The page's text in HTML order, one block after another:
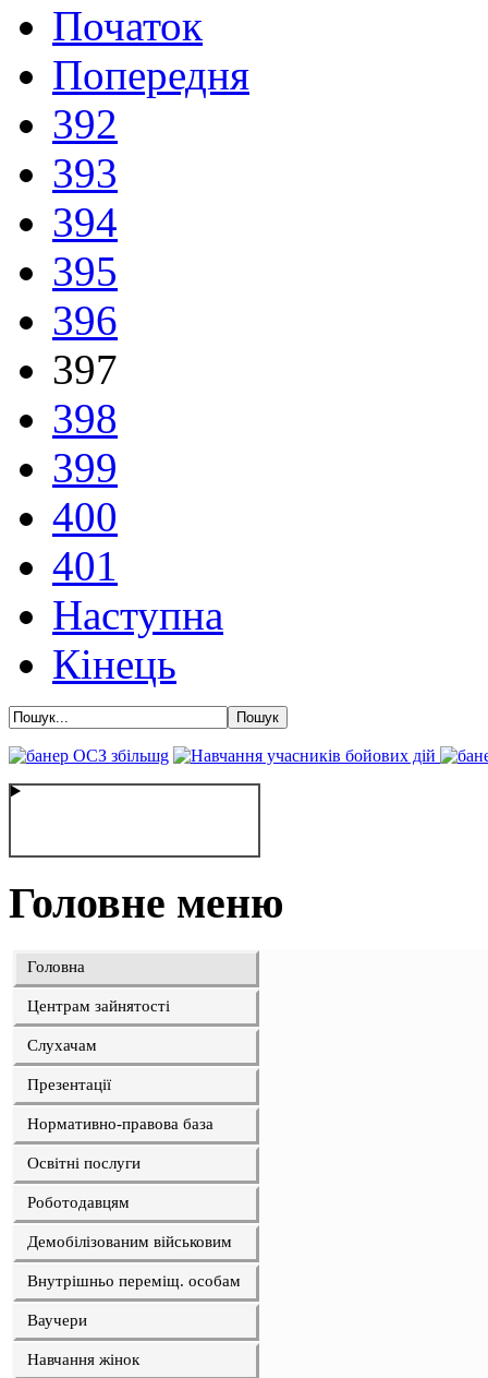
Початок
Попередня
392
393
394
395
396
397
398
399
400
401
Наступна
Кінець
Головне меню
Головна
Центрам зайнятості
Слухачам
Презентації
Нормативно-правова база
Освітні послуги
Роботодавцям
Демобілізованим військовим
Внутрішньо переміщ. особам
Ваучери
Навчання жінок